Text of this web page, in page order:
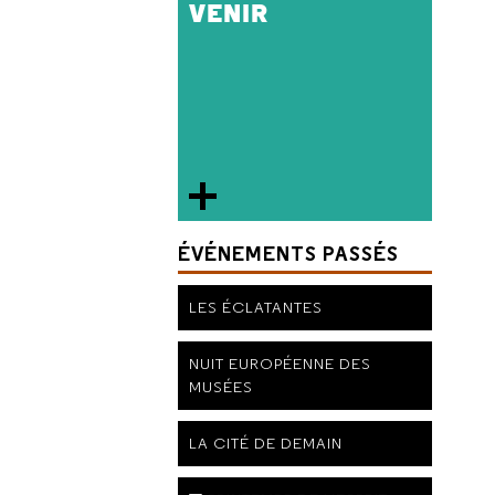
VENIR
ÉVÉNEMENTS PASSÉS
LES ÉCLATANTES
NUIT EUROPÉENNE DES
MUSÉES
LA CITÉ DE DEMAIN